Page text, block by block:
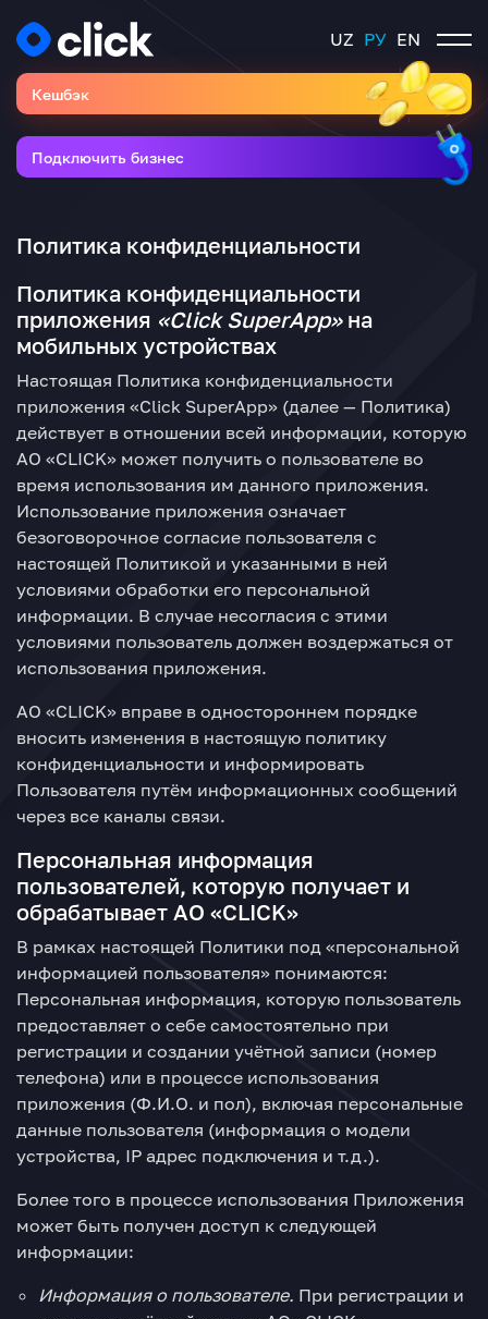
UZ РУ EN
Кешбэк
Подключить бизнес
Политика конфиденциальности
Политика конфиденциальности
приложения «Click SuperApp»на
мобильных устройствах
Настоящая Политика конфиденциальности
приложения «Click SuperApp» (далее — Политика)
действует в отношении всей информации, которую
АО «CLICK» может получить о пользователе во
время использования им данного приложения.
Использование приложения означает
безоговорочное согласие пользователя с
настоящей Политикой и указанными в ней
условиями обработки его персональной
информации. В случае несогласия с этими
условиями пользователь должен воздержаться от
использования приложения.
АО «CLICK» вправе в одностороннем порядке
вносить изменения в настоящую политику
конфиденциальности и информировать
Пользователя путём информационных сообщений
через все каналы связи.
Персональная информация
пользователей, которую получает и
обрабатывает АО «CLICK»
В рамках настоящей Политики под «персональной
информацией пользователя» понимаются:
Персональная информация, которую пользователь
предоставляет о себе самостоятельно при
регистрации и создании учётной записи (номер
телефона) или в процессе использования
приложения (Ф.И.О. и пол), включая персональные
данные пользователя (информация о модели
устройства, IP адрес подключения и т.д.).
Более того в процессе использования Приложения
может быть получен доступ к следующей
информации:
Информация о пользователе. При регистрации и